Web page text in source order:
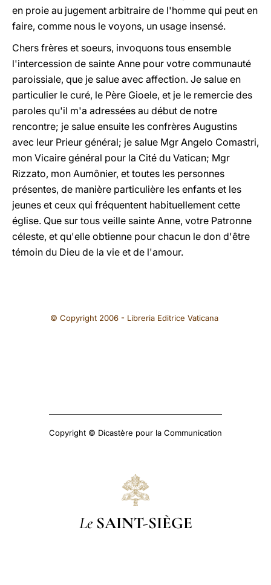
en proie au jugement arbitraire de l'homme qui peut en
faire, comme nous le voyons, un usage insensé.
Chers frères et soeurs, invoquons tous ensemble
l'intercession de sainte Anne pour votre communauté
paroissiale, que je salue avec affection. Je salue en
particulier le curé, le Père Gioele, et je le remercie des
paroles qu'il m'a adressées au début de notre
rencontre; je salue ensuite les confrères Augustins
avec leur Prieur général; je salue Mgr Angelo Comastri,
mon Vicaire général pour la Cité du Vatican; Mgr
Rizzato, mon Aumônier, et toutes les personnes
présentes, de manière particulière les enfants et les
jeunes et ceux qui fréquentent habituellement cette
église. Que sur tous veille sainte Anne, votre Patronne
céleste, et qu'elle obtienne pour chacun le don d'être
témoin du Dieu de la vie et de l'amour.
© Copyright 2006 - Libreria Editrice Vaticana
Copyright © Dicastère pour la Communication
Le SAINT-SIÈGE